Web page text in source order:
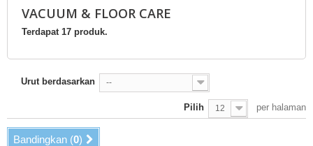
VACUUM & FLOOR CARE
Terdapat 17 produk.
Urut berdasarkan --
Pilih 12 per halaman
Bandingkan (0)